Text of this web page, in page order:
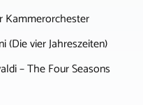
Kammerorchester
(Die vier Jahreszeiten)
– The Four Seasons